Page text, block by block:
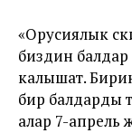
«Орусиялык
биздин
калышат.
бир балдарды
алар 7-